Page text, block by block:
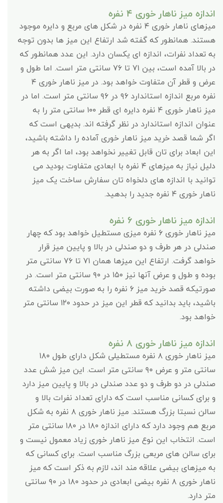
اندازه میز ناهار خوری ۴ نفره
میزهای ناهار خوری ۴ نفره در شکل های مربع و دایره موجود
هستند. همانطور که گفته شد ارتفاع این میز ها بدون توجه
به تعداد نفرات، اندازه ای یکسان دارد. این عدد همانطور که
در بالا آمده است، بین ۷۱ تا ۷۶ سانتی متر است. اما طول و
عرض و قطر آن متفاوت خواهد بود. در میز ناهار خوری ۴
نفره مربع اندازه استاندارد ۹۶ در ۹۶ سانتی متر است. اما در
میز ناهار خوری ۴ نفره دایره ای قطر ۱۰۰ سانتی متر را به
عنوان اندازه استاندارد در نظر گرفته اند. بدیهی است که
اگر شما قصد خرید میز ناهار خوری آماده را داشته باشید،
این ابعاد برای تان قابل تغییر نخواهد بود، اما اگر به هر
دلیل نیاز به میزهای ۴ نفره با ابعادی متفاوت بودید می
توانید با اندازه های دلخواه تان سفارش ساخت یک میز
ناهار خوری ۴ نفره جدید را بدهید.
اندازه میز ناهار خوری ۶ نفره
میز ناهار خوری ۶ نفره میزی مستطیل خواهد بود که چهار
صندلی در هر طرف و دو صندلی در بالا و پایین میز قرار
خواهد گرفت. ارتفاع این میزها همان ۷۱ تا ۷۶ سانتی متر
بوده و طول و عرض آنها نیز ۱۵۰ در ۹۰ سانتی متر است. در
صورتیکه قصد خرید میز ۶ نفره را به صورت بیضی داشته
باشید، باید بدانید که قطر این میز در حدود ۱۲۰ سانتی متر
خواهد بود.
اندازه میز ناهار خوری ۸ نفره
میز ناهار خوری ۸ نفره مستطیلی شکل دارای طول ۱۸۰
سانتی متر و عرض ۹۰ سانتی متر است. این میز شش عدد
صندلی در دو طرف و دو عدد صندلی در بالا و پایین میز دارد
و برای کسانی مناسب است که دارای تعداد نفرات بالا و
سالن نسبتا بزرگ هستند. میز ناهار خوری ۸ نفره به شکل
مربع هم وجود دارد که دارای اندازه ۱۸۰ در ۱۸۰ سانتی متر
است. انتخاب این نوع میز ناهار خوری زیاد معمول نیست و
برای سالن های مربعی بزرگ مناسب است. برای کسانی که
به میزهای بیضی علاقه مند اند، لازم به ذکر است که میز
ناهار خوری ۸ نفره بیضی ابعادی در حدود ۱۸۰ در ۹۰ سانتی
متر دارد.